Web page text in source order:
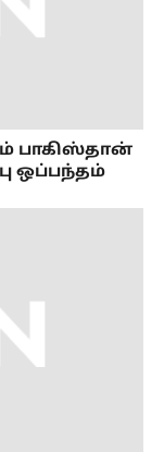
பாகிஸ்தான்
ஒப்பந்தம்